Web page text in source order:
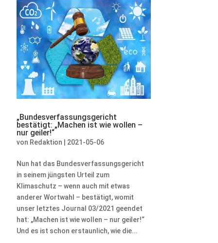
„Bundesverfassungsgericht
bestätigt: „Machen ist wie wollen –
nur geiler!“
von Redaktion | 2021-05-06
Nun hat das Bundesverfassungsgericht
in seinem jüngsten Urteil zum
Klimaschutz – wenn auch mit etwas
anderer Wortwahl – bestätigt, womit
unser letztes Journal 03/2021 geendet
hat: „Machen ist wie wollen – nur geiler!“
Und es ist schon erstaunlich, wie die...